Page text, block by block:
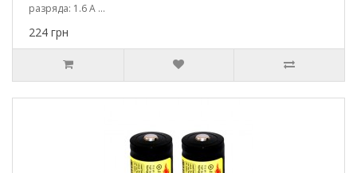
разряда: 1.6 A ...
224 грн